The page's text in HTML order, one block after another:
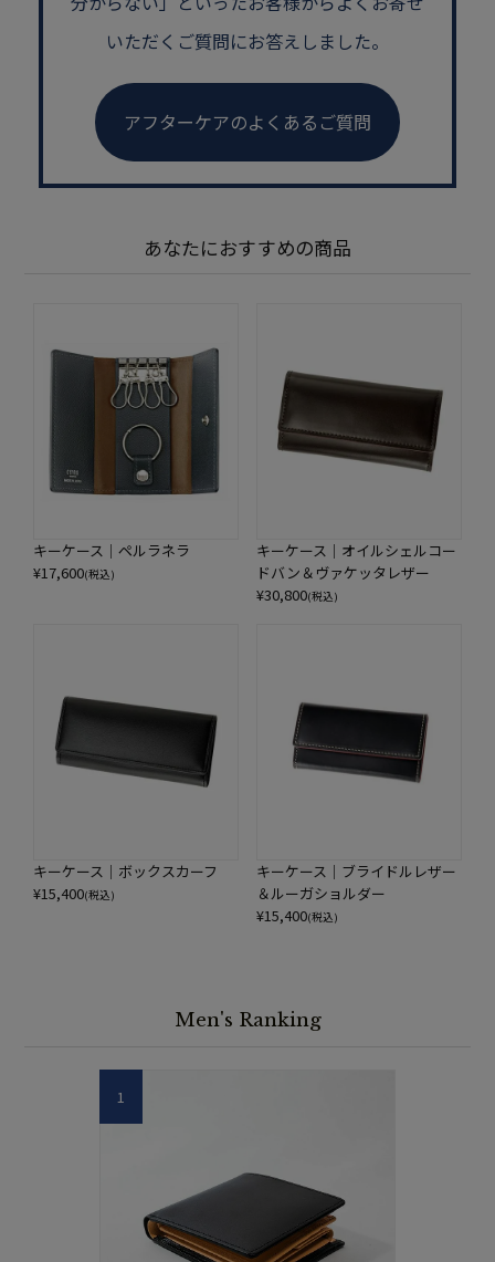
いただくご質問にお答えしました。
アフターケアのよくあるご質問
あなたにおすすめの商品
キーケース｜ペルラネラ
¥17,600(税込)
キーケース｜オイルシェルコー
ドバン＆ヴァケッタレザー
¥30,800(税込)
キーケース｜ボックスカーフ
¥15,400(税込)
キーケース｜ブライドルレザー
＆ルーガショルダー
¥15,400(税込)
Men's Ranking
1